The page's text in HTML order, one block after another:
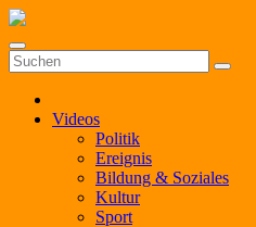
Zum
springen
Videos
Politik
Ereignis
Bildung & Soziales
Kultur
Sport